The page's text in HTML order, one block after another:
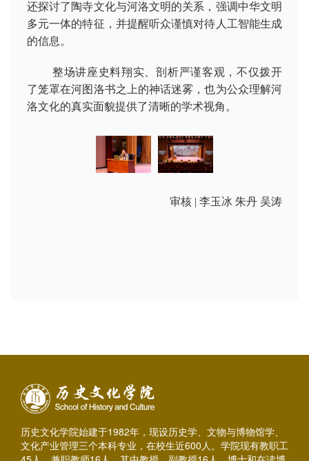
还探讨了陶寺文化与河洛文明的关系，强调中华文明
多元一体的特征，并提醒听众谨慎对待人工智能生成
的信息。
整场讲座史料翔实、剖析严谨客观，不仅拨开
了笼罩在河图洛书之上的神话迷雾，也为公众理解河
洛文化的真实面貌提供了清晰的学术视角。
审核 | 李玉冰 朱丹 吴涛
历史文化学院始建于1982年，现设历史学、文物与博物馆学、
文化产业管理三个本科专业，在校生近600人。学院现有教职工